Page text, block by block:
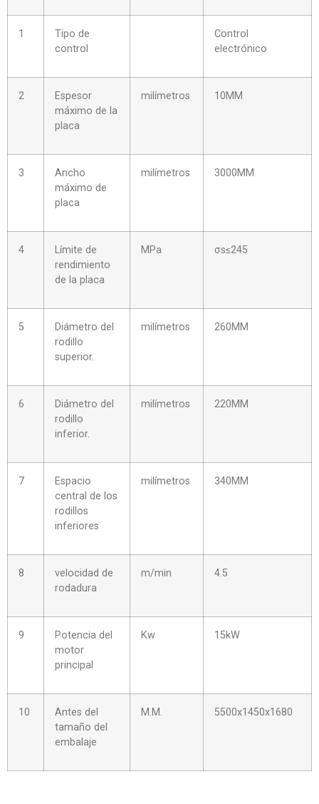
1
Tipo de
control
Control
electrónico
2
Espesor
máximo de la
placa
milímetros 10MM
3
Ancho
máximo de
placa
milímetros 3000MM
4
Límite de
rendimiento
de la placa
MPa σs≤245
5
Diámetro del
rodillo
superior.
milímetros 260MM
6
Diámetro del
rodillo
inferior.
milímetros 220MM
7
Espacio
central de los
rodillos
inferiores
milímetros 340MM
8
velocidad de
rodadura
m/min 4.5
9
Potencia del
motor
principal
Kw 15kW
10
Antes del
tamaño del
embalaje
M.M. 5500x1450x1680